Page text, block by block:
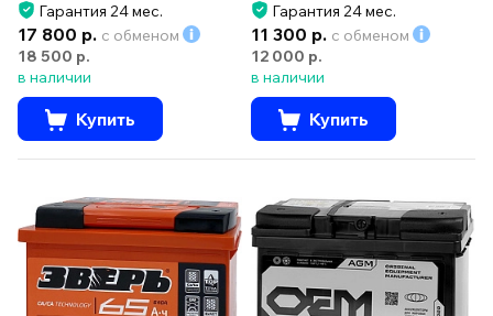
Гарантия 24 мес.
17 800 р. с обменом
18 500 р.
в наличии
Купить
Гарантия 24 мес.
11 300 р. с обменом
12 000 р.
в наличии
Купить